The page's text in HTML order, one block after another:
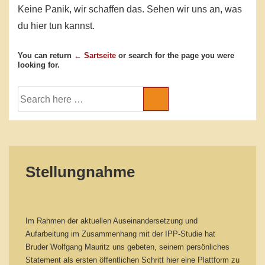
Keine Panik, wir schaffen das. Sehen wir uns an, was
du hier tun kannst.
You can return ← Sartseite or search for the page you were
looking for.
Suche
nach:
Stellungnahme
Im Rahmen der aktuellen Auseinandersetzung und
Aufarbeitung im Zusammenhang mit der IPP-Studie hat
Bruder Wolfgang Mauritz uns gebeten, seinem persönliches
Statement als ersten öffentlichen Schritt hier eine Plattform zu